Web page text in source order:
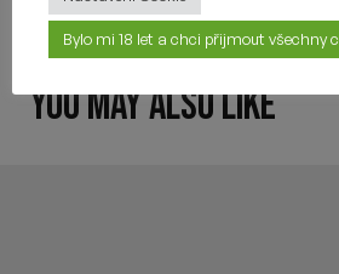
YOU MAY ALSO LIKE
Bylo mi 18 let a chci přijmout všechny